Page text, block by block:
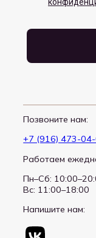
Позвоните нам:
+7 (916) 473-
Работаем
Пн–Сб:
Вс: 11:00–18:00
Напишите нам: